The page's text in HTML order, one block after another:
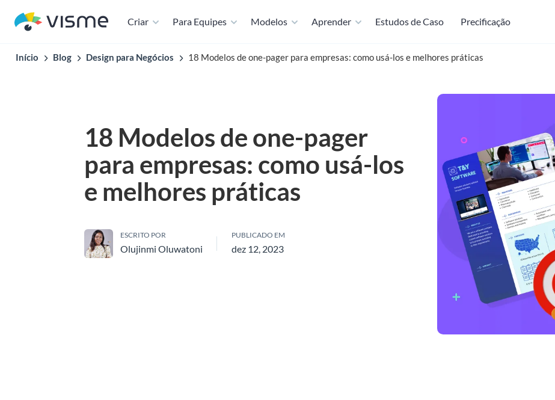
Criar Para Equipes Modelos Aprender Estudos de Caso Precificação
Início Blog Design para Negócios 18 Modelos de one-pager para empresas: como usá-los e melhores práticas
18 Modelos de one-pager
para empresas: como usá-los
e melhores práticas
ESCRITO POR
Olujinmi Oluwatoni
PUBLICADO EM
dez 12, 2023